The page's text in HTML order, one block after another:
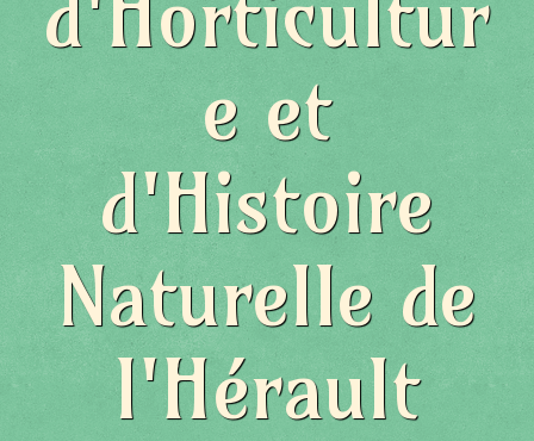
e et
d'Histoire
Naturelle de
l'Hérault